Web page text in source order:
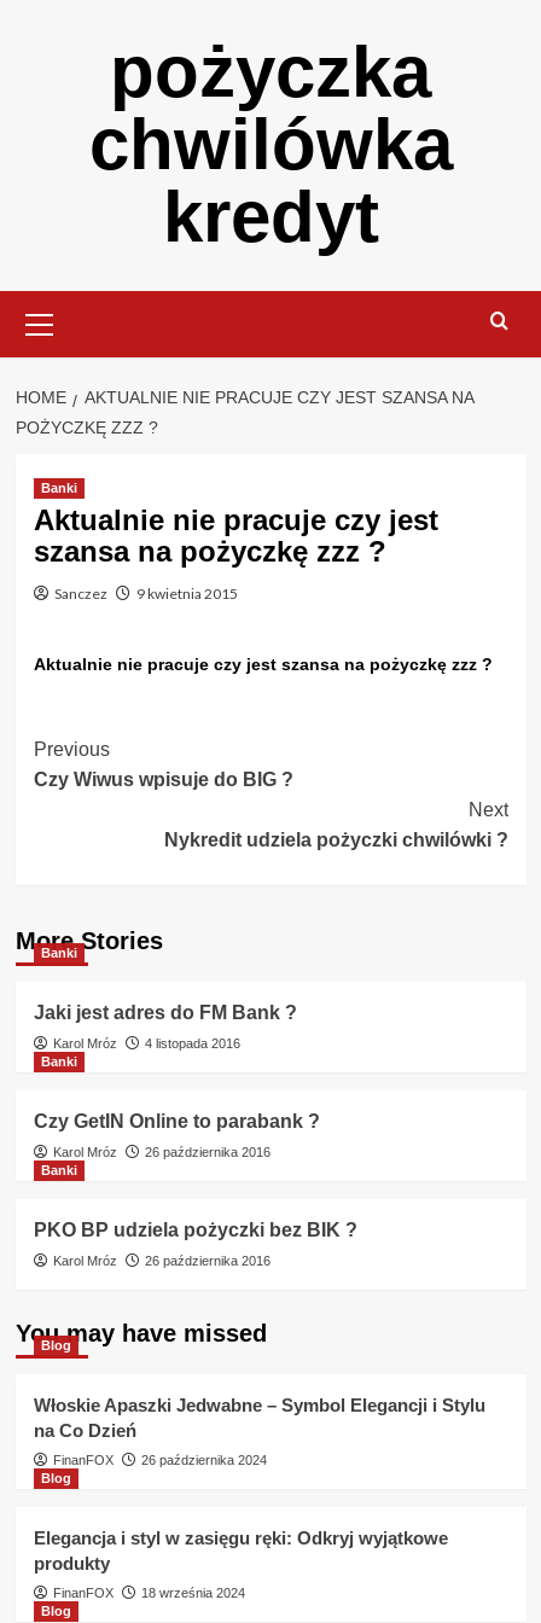
pożyczka
chwilówka
kredyt
Menu
HOME
AKTUALNIE NIE PRACUJE CZY JEST SZANSA NA
POŻYCZKĘ ZZZ ?
Banki
Aktualnie nie pracuje czy jest
szansa na pożyczkę zzz ?
Sanczez 9 kwietnia 2015
Aktualnie nie pracuje czy jest szansa na pożyczkę zzz ?
Post
Navigation
Previous
Czy Wiwus wpisuje do BIG ?
Next
Nykredit udziela pożyczki chwilówki ?
More Stories
Banki
Jaki jest adres do FM Bank ?
Karol Mróz
4 listopada 2016
Banki
Czy GetIN Online to parabank ?
Karol Mróz
26 października 2016
Banki
PKO BP udziela pożyczki bez BIK ?
Karol Mróz 26 października 2016
You may have missed
Blog
Włoskie Apaszki Jedwabne – Symbol Elegancji i Stylu
na Co Dzień
FinanFOX
26 października 2024
Blog
Elegancja i styl w zasięgu ręki: Odkryj wyjątkowe
produkty
FinanFOX
18 września 2024
Blog